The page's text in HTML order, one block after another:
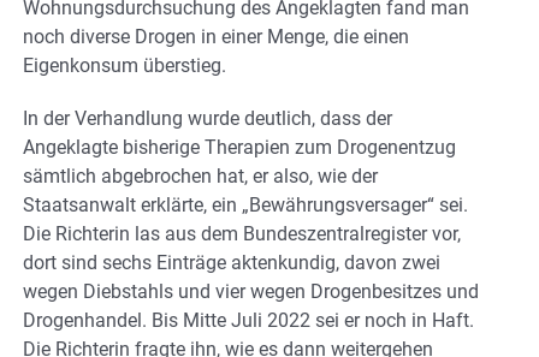
Wohnungsdurchsuchung des Angeklagten fand man
noch diverse Drogen in einer Menge, die einen
Eigenkonsum überstieg.
In der Verhandlung wurde deutlich, dass der
Angeklagte bisherige Therapien zum Drogenentzug
sämtlich abgebrochen hat, er also, wie der
Staatsanwalt erklärte, ein „Bewährungsversager“ sei.
Die Richterin las aus dem Bundeszentralregister vor,
dort sind sechs Einträge aktenkundig, davon zwei
wegen Diebstahls und vier wegen Drogenbesitzes und
Drogenhandel. Bis Mitte Juli 2022 sei er noch in Haft.
Die Richterin fragte ihn, wie es dann weitergehen